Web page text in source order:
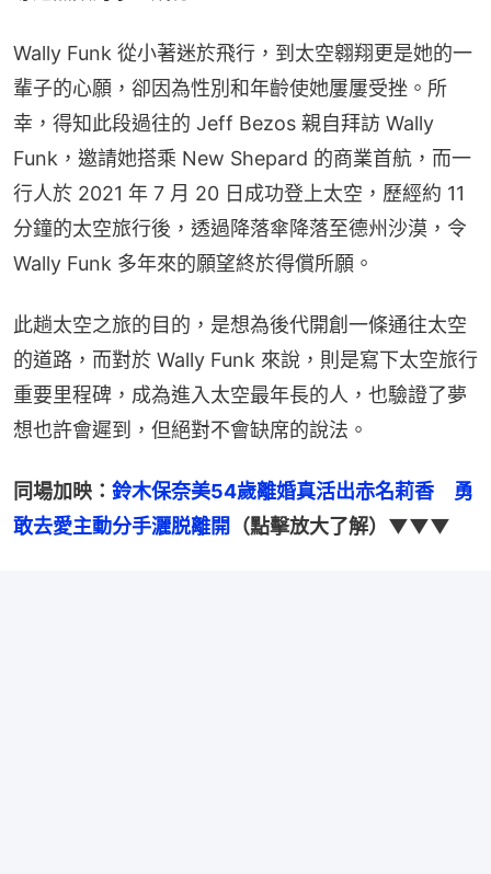
Wally Funk 從小著迷於飛行，到太空翱翔更是她的一
輩子的心願，卻因為性別和年齡使她屢屢受挫。所
幸，得知此段過往的 Jeff Bezos 親自拜訪 Wally
Funk，邀請她搭乘 New Shepard 的商業首航，而一
行人於 2021 年 7 月 20 日成功登上太空，歷經約 11
分鐘的太空旅行後，透過降落傘降落至德州沙漠，令
Wally Funk 多年來的願望終於得償所願。
此趟太空之旅的目的，是想為後代開創一條通往太空
的道路，而對於 Wally Funk 來說，則是寫下太空旅行
重要里程碑，成為進入太空最年長的人，也驗證了夢
想也許會遲到，但絕對不會缺席的說法。
同場加映： 鈴木保奈美54歲離婚真活出赤名莉香　勇
敢去愛主動分手灑脱離開 （點擊放大了解）▼▼▼